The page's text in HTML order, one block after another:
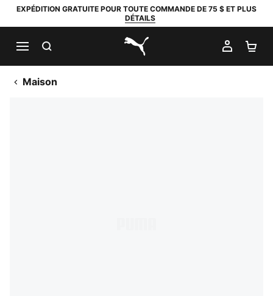
EXPÉDITION GRATUITE POUR TOUTE COMMANDE DE 75 $ ET PLUS
DÉTAILS
PUMA.com
MON
Maison